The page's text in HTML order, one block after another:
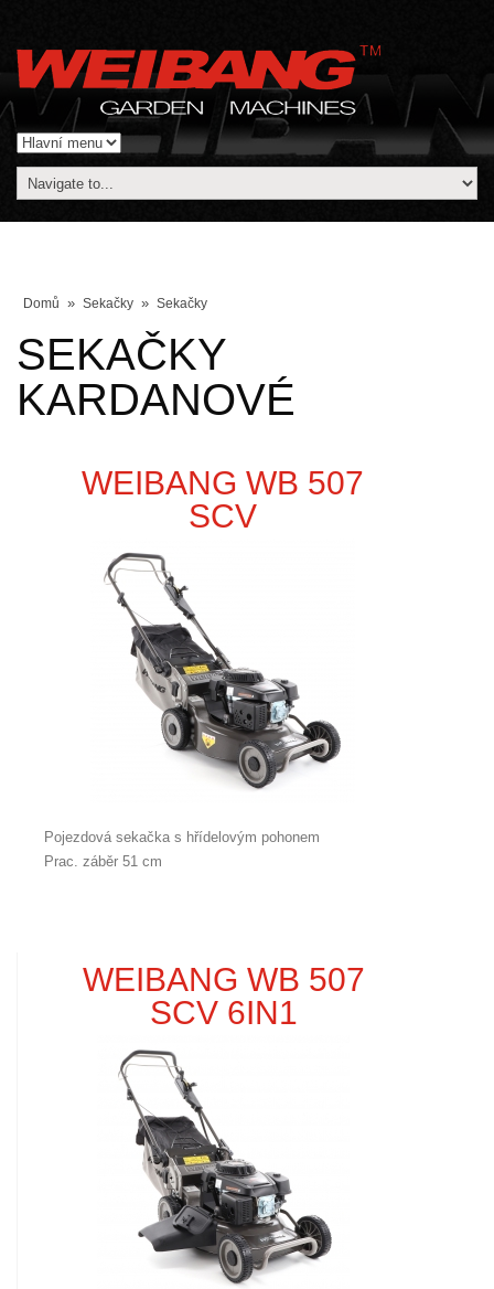
Domů » Sekačky » Sekačky
SEKAČKY
KARDANOVÉ
WEIBANG WB 507
SCV
Pojezdová sekačka s hřídelovým pohonem
Prac. záběr 51 cm
WEIBANG WB 507
SCV 6IN1